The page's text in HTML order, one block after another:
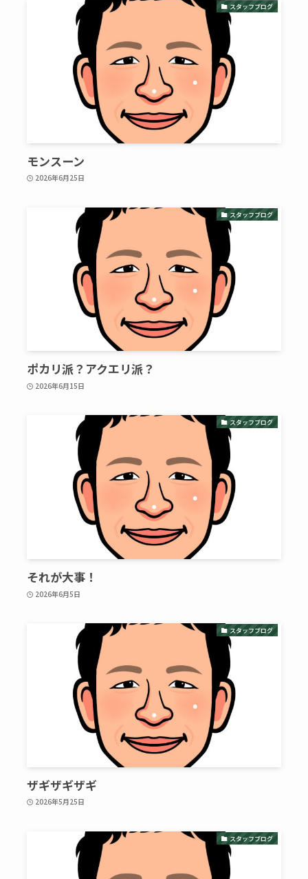
スタッフブログ
モンスーン
2026年6月25日
スタッフブログ
ポカリ派？アクエリ派？
2026年6月15日
スタッフブログ
それが大事！
2026年6月5日
スタッフブログ
ザギザギザギ
2026年5月25日
スタッフブログ